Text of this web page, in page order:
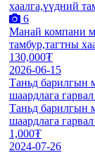
6
Манай компани
тамбур,тагтны
130,000₮
2026-06-15
Таньд барилгын
шаардлага
Таньд барилгын
шаардлага
1,000₮
2024-07-26